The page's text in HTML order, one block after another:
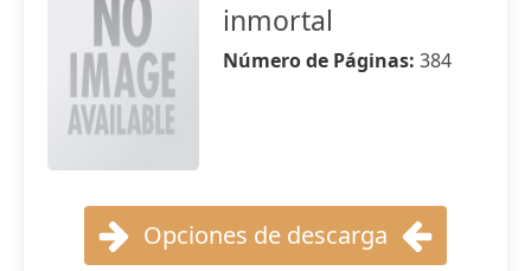
inmortal
Número de Páginas: 384
Opciones de descarga